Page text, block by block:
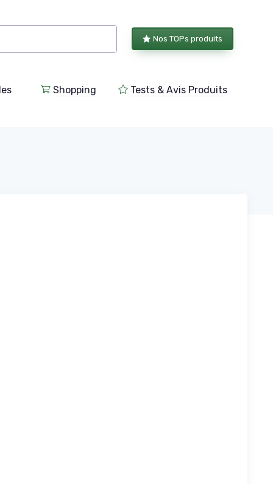
Nos TOPs produits
Shopping Tests & Avis Produits